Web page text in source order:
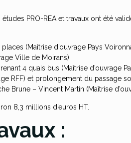
PRO-REA et travaux ont été
(Maîtrise d’ouvrage Pays
Ville de Moirans)
4 quais bus (Maîtrise d’ouvrage
RFF) et prolongement du passage
Brune – Vincent Martin (Maîtrise
8,3 millions d’euros HT.
: